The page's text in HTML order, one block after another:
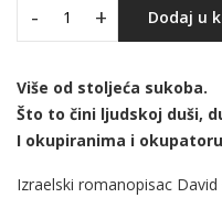
- + Dodaj u
Više od stoljeća sukoba.
Što to čini ljudskoj duši,
I okupiranima i
Izraelski romanopisac